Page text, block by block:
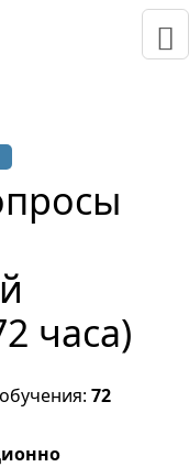
часа)
72